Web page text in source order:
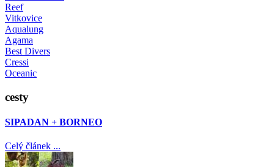
Reef
Vitkovice
Aqualung
Agama
Best Divers
Cressi
Oceanic
cesty
SIPADAN + BORNEO
Celý článek ...